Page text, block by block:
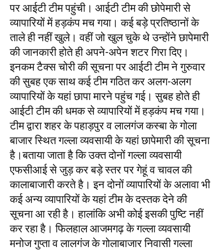
पर आईटी टीम पहुंची। आईटी टीम की छोपेमारी से
व्यापारियों में हड़कंप मच गया। कई बड़े प्रतिष्ठानों के
ताले ही नहीं खुले। वहीं जो खुल चुके थे उन्होंने छापेमारी
की जानकारी होते ही अपने-अपेन शटर गिरा दिए।
इनकम टैक्स चोरी की सूचना पर आईटी टीम ने गुरुवार
की सुबह एक साथ कई टीम गठित कर अलग-अलग
व्यापारियों के यहां छापा मारने पहुंच गई। सुबह होते ही
आईटी टीम की धमक से व्यापारियाें में हड़कंप मच गया।
टीम द्वारा शहर के पहाड़पुर व लालगंज कस्बा के गोला
बाजार स्थित गल्ला व्यवसायी के यहां छापेमारी की सूचना
है।बताया जाता है कि उक्त दोनों गल्ला व्यवसायी
एफसीआई से जुड़ कर बड़े स्तर पर गेहूं व चावल की
कालाबाजारी करते है। इन दोनों व्यापारियों के अलावा भी
कई अन्य व्यापारियों के यहां टीम के दस्तक देने की
सूचना आ रही है। हालांकि अभी कोई इसकी पुष्टि नहीं
कर रहा है। फिलहाल आजमगढ़ के गल्ला व्यवसायी
मनोज गुप्ता व लालगंज के गोलाबाजार निवासी गल्ला